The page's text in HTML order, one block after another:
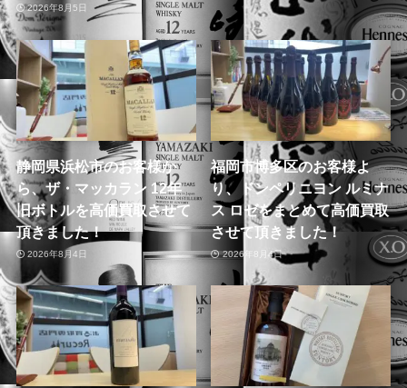
2026年8月5日
静岡県浜松市のお客様か
ら、ザ・マッカラン 12年
旧ボトルを高価買取させて
頂きました！
2026年8月4日
福岡市博多区のお客様よ
り、ドンペリニヨン ルミナ
ス ロゼをまとめて高価買取
させて頂きました！
2026年8月4日